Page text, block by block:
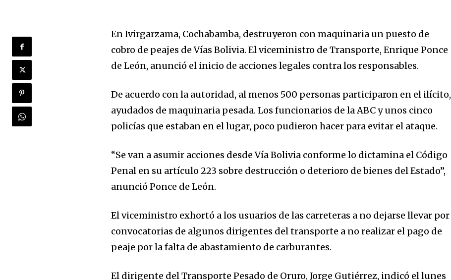
En Ivirgarzama, Cochabamba, destruyeron con maquinaria un puesto de
cobro de peajes de Vías Bolivia. El viceministro de Transporte, Enrique Ponce
de León, anunció el inicio de acciones legales contra los responsables.
De acuerdo con la autoridad, al menos 500 personas participaron en el ilícito,
ayudados de maquinaria pesada. Los funcionarios de la ABC y unos cinco
policías que estaban en el lugar, poco pudieron hacer para evitar el ataque.
“Se van a asumir acciones desde Vía Bolivia conforme lo dictamina el Código
Penal en su artículo 223 sobre destrucción o deterioro de bienes del Estado”,
anunció Ponce de León.
El viceministro exhortó a los usuarios de las carreteras a no dejarse llevar por
convocatorias de algunos dirigentes del transporte a no realizar el pago de
peaje por la falta de abastamiento de carburantes.
El dirigente del Transporte Pesado de Oruro, Jorge Gutiérrez, indicó el lunes